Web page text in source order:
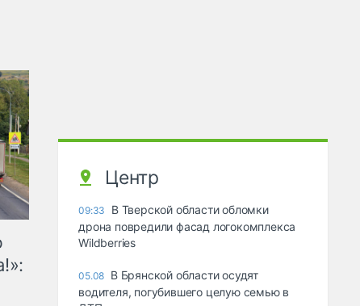
Центр
09:33
В Тверской области обломки
дрона повредили фасад логокомплекса
Wildberries
05.08 В Брянской области осудят
водителя, погубившего целую семью в